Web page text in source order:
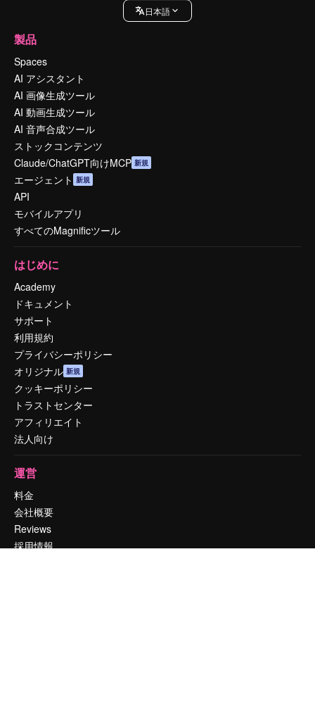
日本語
製品
Spaces
AI アシスタント
AI 画像生成ツール
AI 動画生成ツール
AI 音声合成ツール
ストックコンテンツ
Claude/ChatGPT向けMCP 新規
エージェント 新規
API
モバイルアプリ
すべてのMagnificツール
はじめに
Academy
ドキュメント
サポート
利用規約
プライバシーポリシー
オリジナル 新規
クッキーポリシー
トラストセンター
アフィリエイト
法人向け
運営
料金
会社概要
Reviews
採用情報